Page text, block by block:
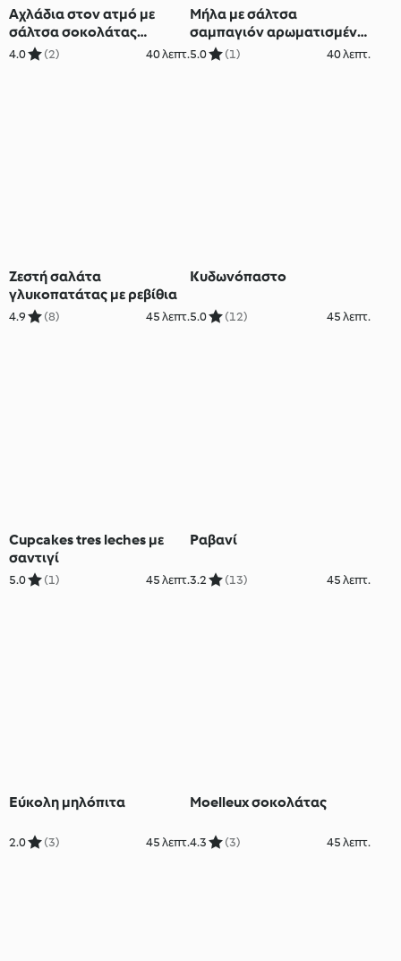
Αχλάδια στον ατμό με
σάλτσα σοκολάτας
αρωματισμένη με κάρδαμο
4.0 (2) 40 λεπτ.
Μήλα με σάλτσα
σαμπαγιόν αρωματισμένη
με μηλίτη
5.0 (1) 40 λεπτ.
Ζεστή σαλάτα
γλυκοπατάτας με ρεβίθια
4.9 (8) 45 λεπτ.
Κυδωνόπαστο
5.0 (12) 45 λεπτ.
Cupcakes tres leches με
σαντιγί
5.0 (1) 45 λεπτ.
Ραβανί
3.2 (13) 45 λεπτ.
Εύκολη μηλόπιτα
2.0 (3) 45 λεπτ.
Moelleux σοκολάτας
4.3 (3) 45 λεπτ.